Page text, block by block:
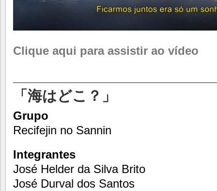
Clique aqui para assistir ao vídeo
「海はどこ？」
Grupo
Recifejin no Sannin
Integrantes
José Helder da Silva Brito
José Durval dos Santos